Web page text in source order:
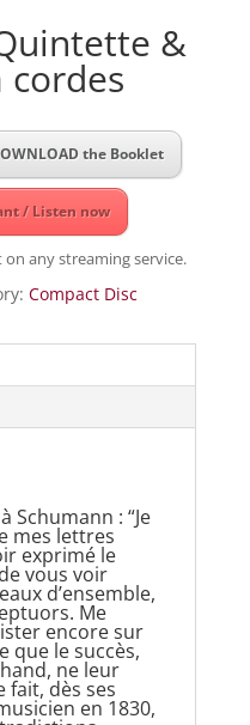
&
the Booklet
/ Listen now
any streaming service.
Compact Disc
Schumann : “Je
mes lettres
exprimé le
vous voir
d’ensemble,
Me
encore sur
que le succès,
ne leur
fait, dès ses
en 1830,